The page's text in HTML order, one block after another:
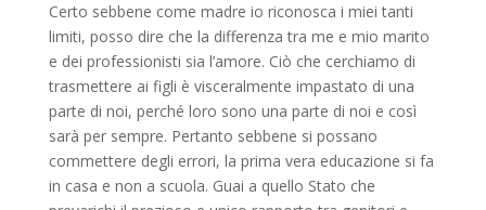
Certo sebbene come madre io riconosca i miei tanti
limiti, posso dire che la differenza tra me e mio marito
e dei professionisti sia l’amore. Ciò che cerchiamo di
trasmettere ai figli è visceralmente impastato di una
parte di noi, perché loro sono una parte di noi e così
sarà per sempre. Pertanto sebbene si possano
commettere degli errori, la prima vera educazione si fa
in casa e non a scuola. Guai a quello Stato che